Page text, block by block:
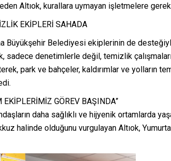
Altıok, kurallara uymayan işletmelere
EKİPLERİ SAHADA
Büyükşehir Belediyesi ekiplerinin de
sadece denetimlerle değil, temizlik
park ve bahçeler, kaldırımlar ve yolların
EKİPLERİMİZ GÖREV BAŞINDA”
daha sağlıklı ve hijyenik ortamlarda
halinde olduğunu vurgulayan Altıok,